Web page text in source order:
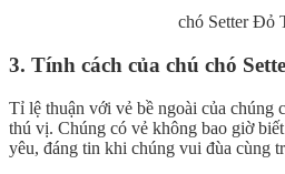
chó Setter Đỏ
3. Tính cách của chú chó
Tỉ lệ thuận với vẻ bề ngoài của chúng
thú vị. Chúng có vẻ không bao giờ
yêu, đáng tin khi chúng vui đùa cùng